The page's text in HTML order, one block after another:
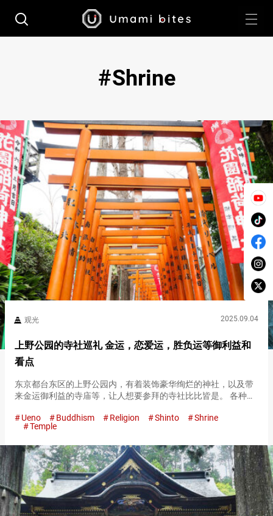
Shrine
观光 2025.09.04
上野公园的寺社巡礼 金运，恋爱运，胜负运等御利益和
看点
东京都台东区的上野公园内，有着装饰豪华绚烂的神社，以及带
来金运御利益的寺庙等，让人想要参拜的寺社比比皆是。 各种寺
本的历史和文化，还是祈愿自己的好运，访问上野公园时一定要
参拜的寺社在…
Ueno Buddhism Religion Shinto
Shrine
Temple